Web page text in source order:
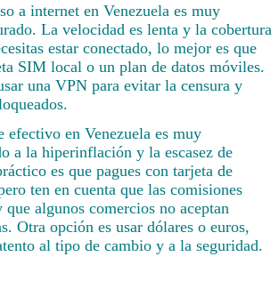
a internet en Venezuela es muy
La velocidad es lenta y la cobertura
estar conectado, lo mejor es que
SIM local o un plan de datos móviles.
una VPN para evitar la censura y
efectivo en Venezuela es muy
a la hiperinflación y la escasez de
es que pagues con tarjeta de
ten en cuenta que las comisiones
que algunos comercios no aceptan
Otra opción es usar dólares o euros,
al tipo de cambio y a la seguridad.